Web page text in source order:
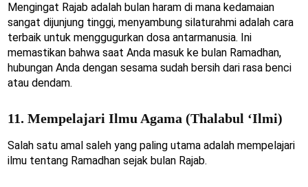
Mengingat Rajab adalah bulan haram di mana kedamaian
sangat dijunjung tinggi, menyambung silaturahmi adalah cara
terbaik untuk menggugurkan dosa antarmanusia. Ini
memastikan bahwa saat Anda masuk ke bulan Ramadhan,
hubungan Anda dengan sesama sudah bersih dari rasa benci
atau dendam.
11. Mempelajari Ilmu Agama (Thalabul ‘Ilmi)
Salah satu amal saleh yang paling utama adalah mempelajari
ilmu tentang Ramadhan sejak bulan Rajab.